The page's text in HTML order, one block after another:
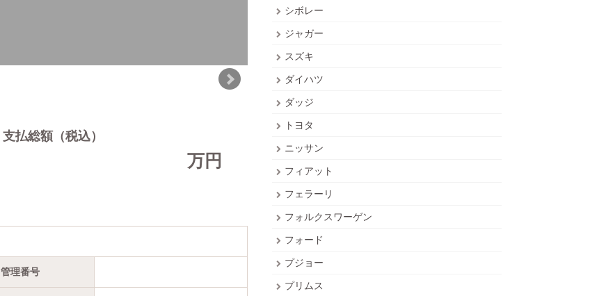
支払総額（税込）
万円
管理番号
シボレー
ジャガー
スズキ
ダイハツ
ダッジ
トヨタ
ニッサン
フィアット
フェラーリ
フォルクスワーゲン
フォード
プジョー
プリムス